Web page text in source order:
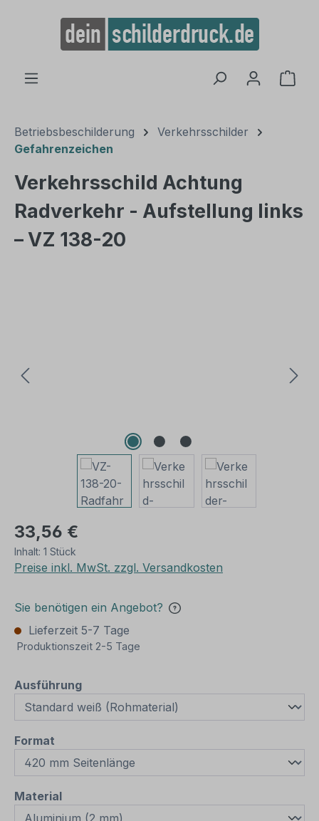
springen
Betriebsbeschilderung
Verkehrsschilder
Gefahrenzeichen
Verkehrsschild Achtung
Radverkehr - Aufstellung links
– VZ 138-20
33,56 €
Inhalt: 1 Stück
Preise inkl. MwSt. zzgl. Versandkosten
Sie benötigen ein Angebot?
Lieferzeit 5-7 Tage
Produktionszeit 2-5 Tage
Ausführungauswählen
Format
Materialauswählen